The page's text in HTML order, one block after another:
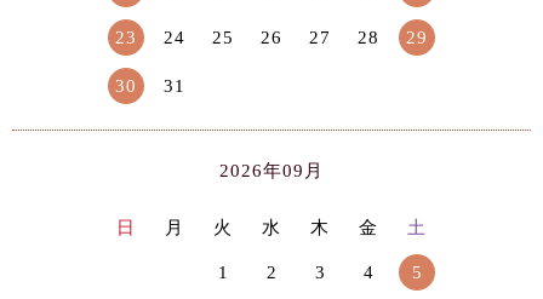
23 24 25 26 27 28 29
30 31
2026年09月
日 月 火 水 木 金 土
1 2 3 4 5